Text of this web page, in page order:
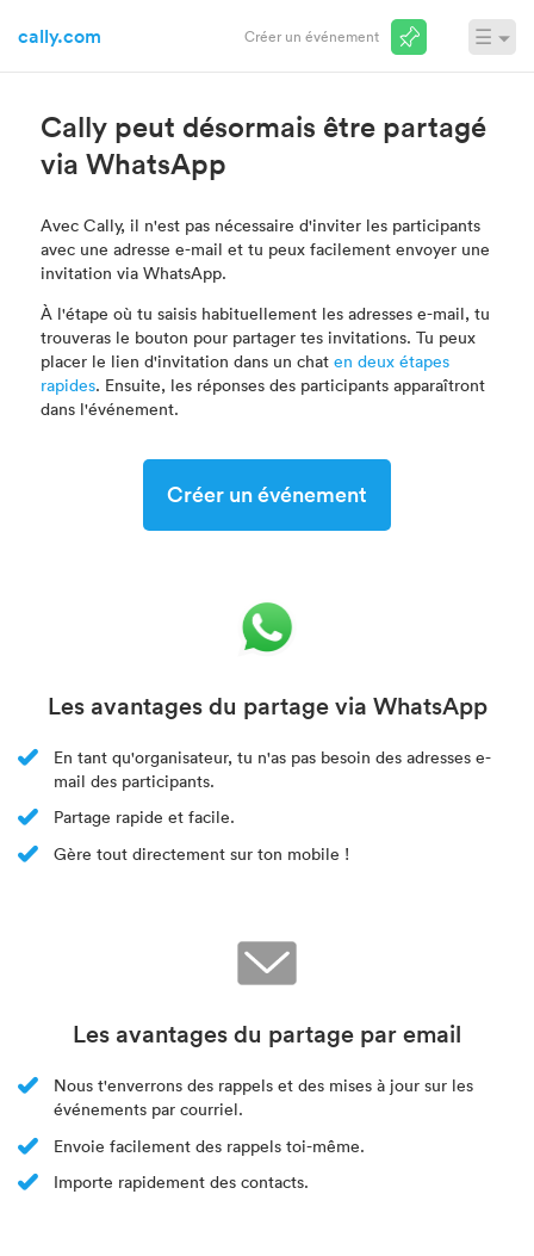
cally.com
Créer un événement
Connexion
☰
Cally peut désormais être partagé
via WhatsApp
Avec Cally, il n'est pas nécessaire d'inviter les participants
avec une adresse e-mail et tu peux facilement envoyer une
invitation via WhatsApp.
À l'étape où tu saisis habituellement les adresses e-mail, tu
trouveras le bouton pour partager tes invitations. Tu peux
placer le lien d'invitation dans un chat en deux étapes
rapides. Ensuite, les réponses des participants apparaîtront
dans l'événement.
Créer un événement
Les avantages du partage via WhatsApp
En tant qu'organisateur, tu n'as pas besoin des adresses e-
mail des participants.
Partage rapide et facile.
Gère tout directement sur ton mobile !
Les avantages du partage par email
Nous t'enverrons des rappels et des mises à jour sur les
événements par courriel.
Envoie facilement des rappels toi-même.
Importe rapidement des contacts.